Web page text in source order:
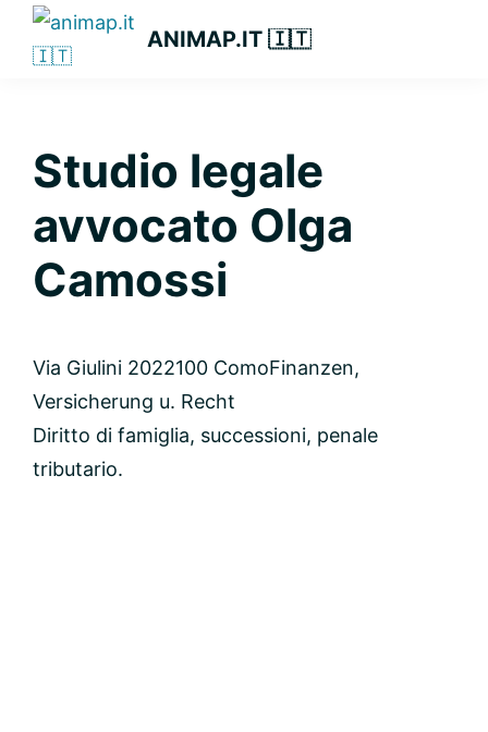
Hauptnavigation
Zum
Inhalt
Seitenspalte
ANIMAP.IT 🇮🇹
Studio legale
avvocato Olga
Camossi
Via Giulini 2022100 ComoFinanzen,
Versicherung u. Recht
Diritto di famiglia, successioni, penale
tributario.